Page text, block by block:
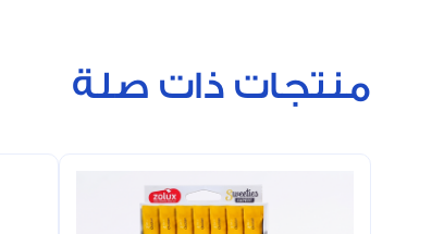
منتجات ذات صلة